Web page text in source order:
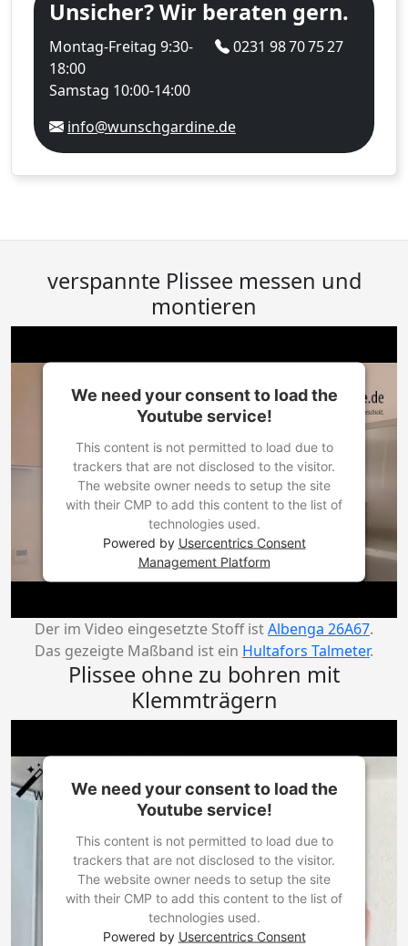
Unsicher? Wir beraten gern.
Montag-Freitag 9:30-
18:00
Samstag 10:00-14:00
0231 98 70 75 27
info@wunschgardine.de
verspannte Plissee messen und
montieren
We need your consent to load the
Youtube service!
This content is not permitted to load due to
trackers that are not disclosed to the visitor.
The website owner needs to setup the site
with their CMP to add this content to the list of
technologies used.
Powered by Usercentrics Consent
Management Platform
Der im Video eingesetzte Stoff istAlbenga 26A67.
Das gezeigte Maßband ist ein Hultafors Talmeter.
Plissee ohne zu bohren mit
Klemmträgern
We need your consent to load the
Youtube service!
This content is not permitted to load due to
trackers that are not disclosed to the visitor.
The website owner needs to setup the site
with their CMP to add this content to the list of
technologies used.
Powered by Usercentrics Consent